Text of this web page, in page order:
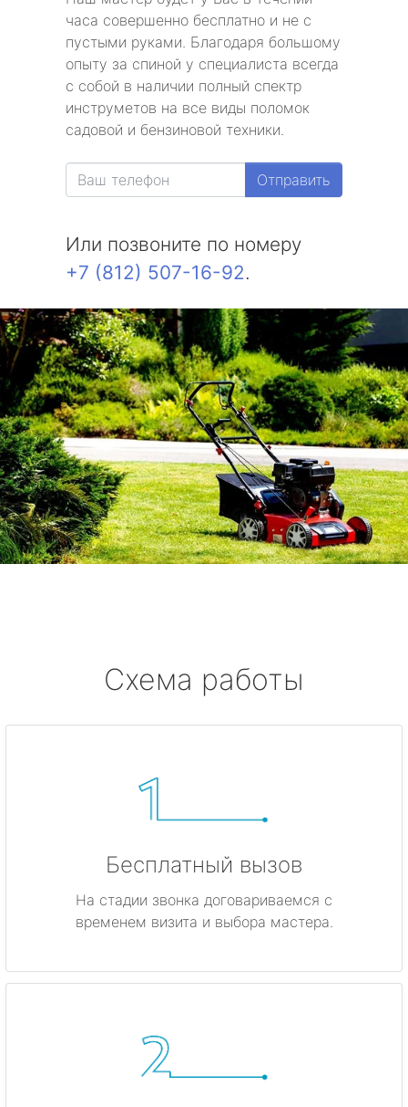
часа совершенно бесплатно и не с
пустыми руками. Благодаря большому
опыту за спиной у специалиста всегда
с собой в наличии полный спектр
инструметов на все виды поломок
садовой и бензиновой техники.
Отправить
Или позвоните по номеру
+7 (812) 507-16-92.
Схема работы
Бесплатный вызов
На стадии звонка договариваемся с
временем визита и выбора мастера.